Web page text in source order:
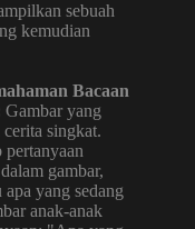
sebuah
kemudian
Bacaan
Gambar yang
singkat.
gambar,
apa yang sedang
anak-anak